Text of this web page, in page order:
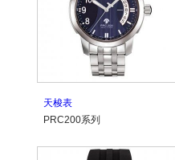
天梭表
PRC200系列